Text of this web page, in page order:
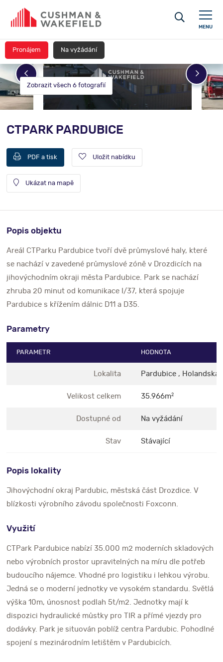
MENU
Zobrazit všech 6 fotografií
CTPARK PARDUBICE
PDF a tisk Uložit nabídku
Ukázat na mapě
Pronájem Na vyžádání
Popis objektu
Areál CTParku Pardubice tvoří dvě průmyslové haly, které
se nachází v zavedené průmyslové zóně v Drozdicích na
jihovýchodním okraji města Pardubice. Park se nachází
zhruba 20 minut od komunikace I/37, která spojuje
Pardubice s křížením dálnic D11 a D35.
Parametry
PARAMETR HODNOTA
Lokalita Pardubice , Holandská
Velikost celkem 35.966m2
Dostupné od Na vyžádání
Stav Stávající
Popis lokality
Jihovýchodní okraj Pardubic, městská část Drozdice. V
blízkosti výrobního závodu společnosti Foxconn.
Využití
CTPark Pardubice nabízí 35.000 m2 moderních skladových
nebo výrobních prostor upravitelných na míru dle potřeb
budoucího nájemce. Vhodné pro logistiku i lehkou výrobu.
Jedná se o moderní jednotky ve vysokém standardu. Světlá
výška 10m, únosnost podlah 5t/m2. Jednotky mají k
dispozici hydraulické můstky pro TIR a přímé vjezdy pro
dodávky. Park je situován poblíž centra Pardubic. Pohodlné
spojení s mezinárodním letištěm v Pardubicích.